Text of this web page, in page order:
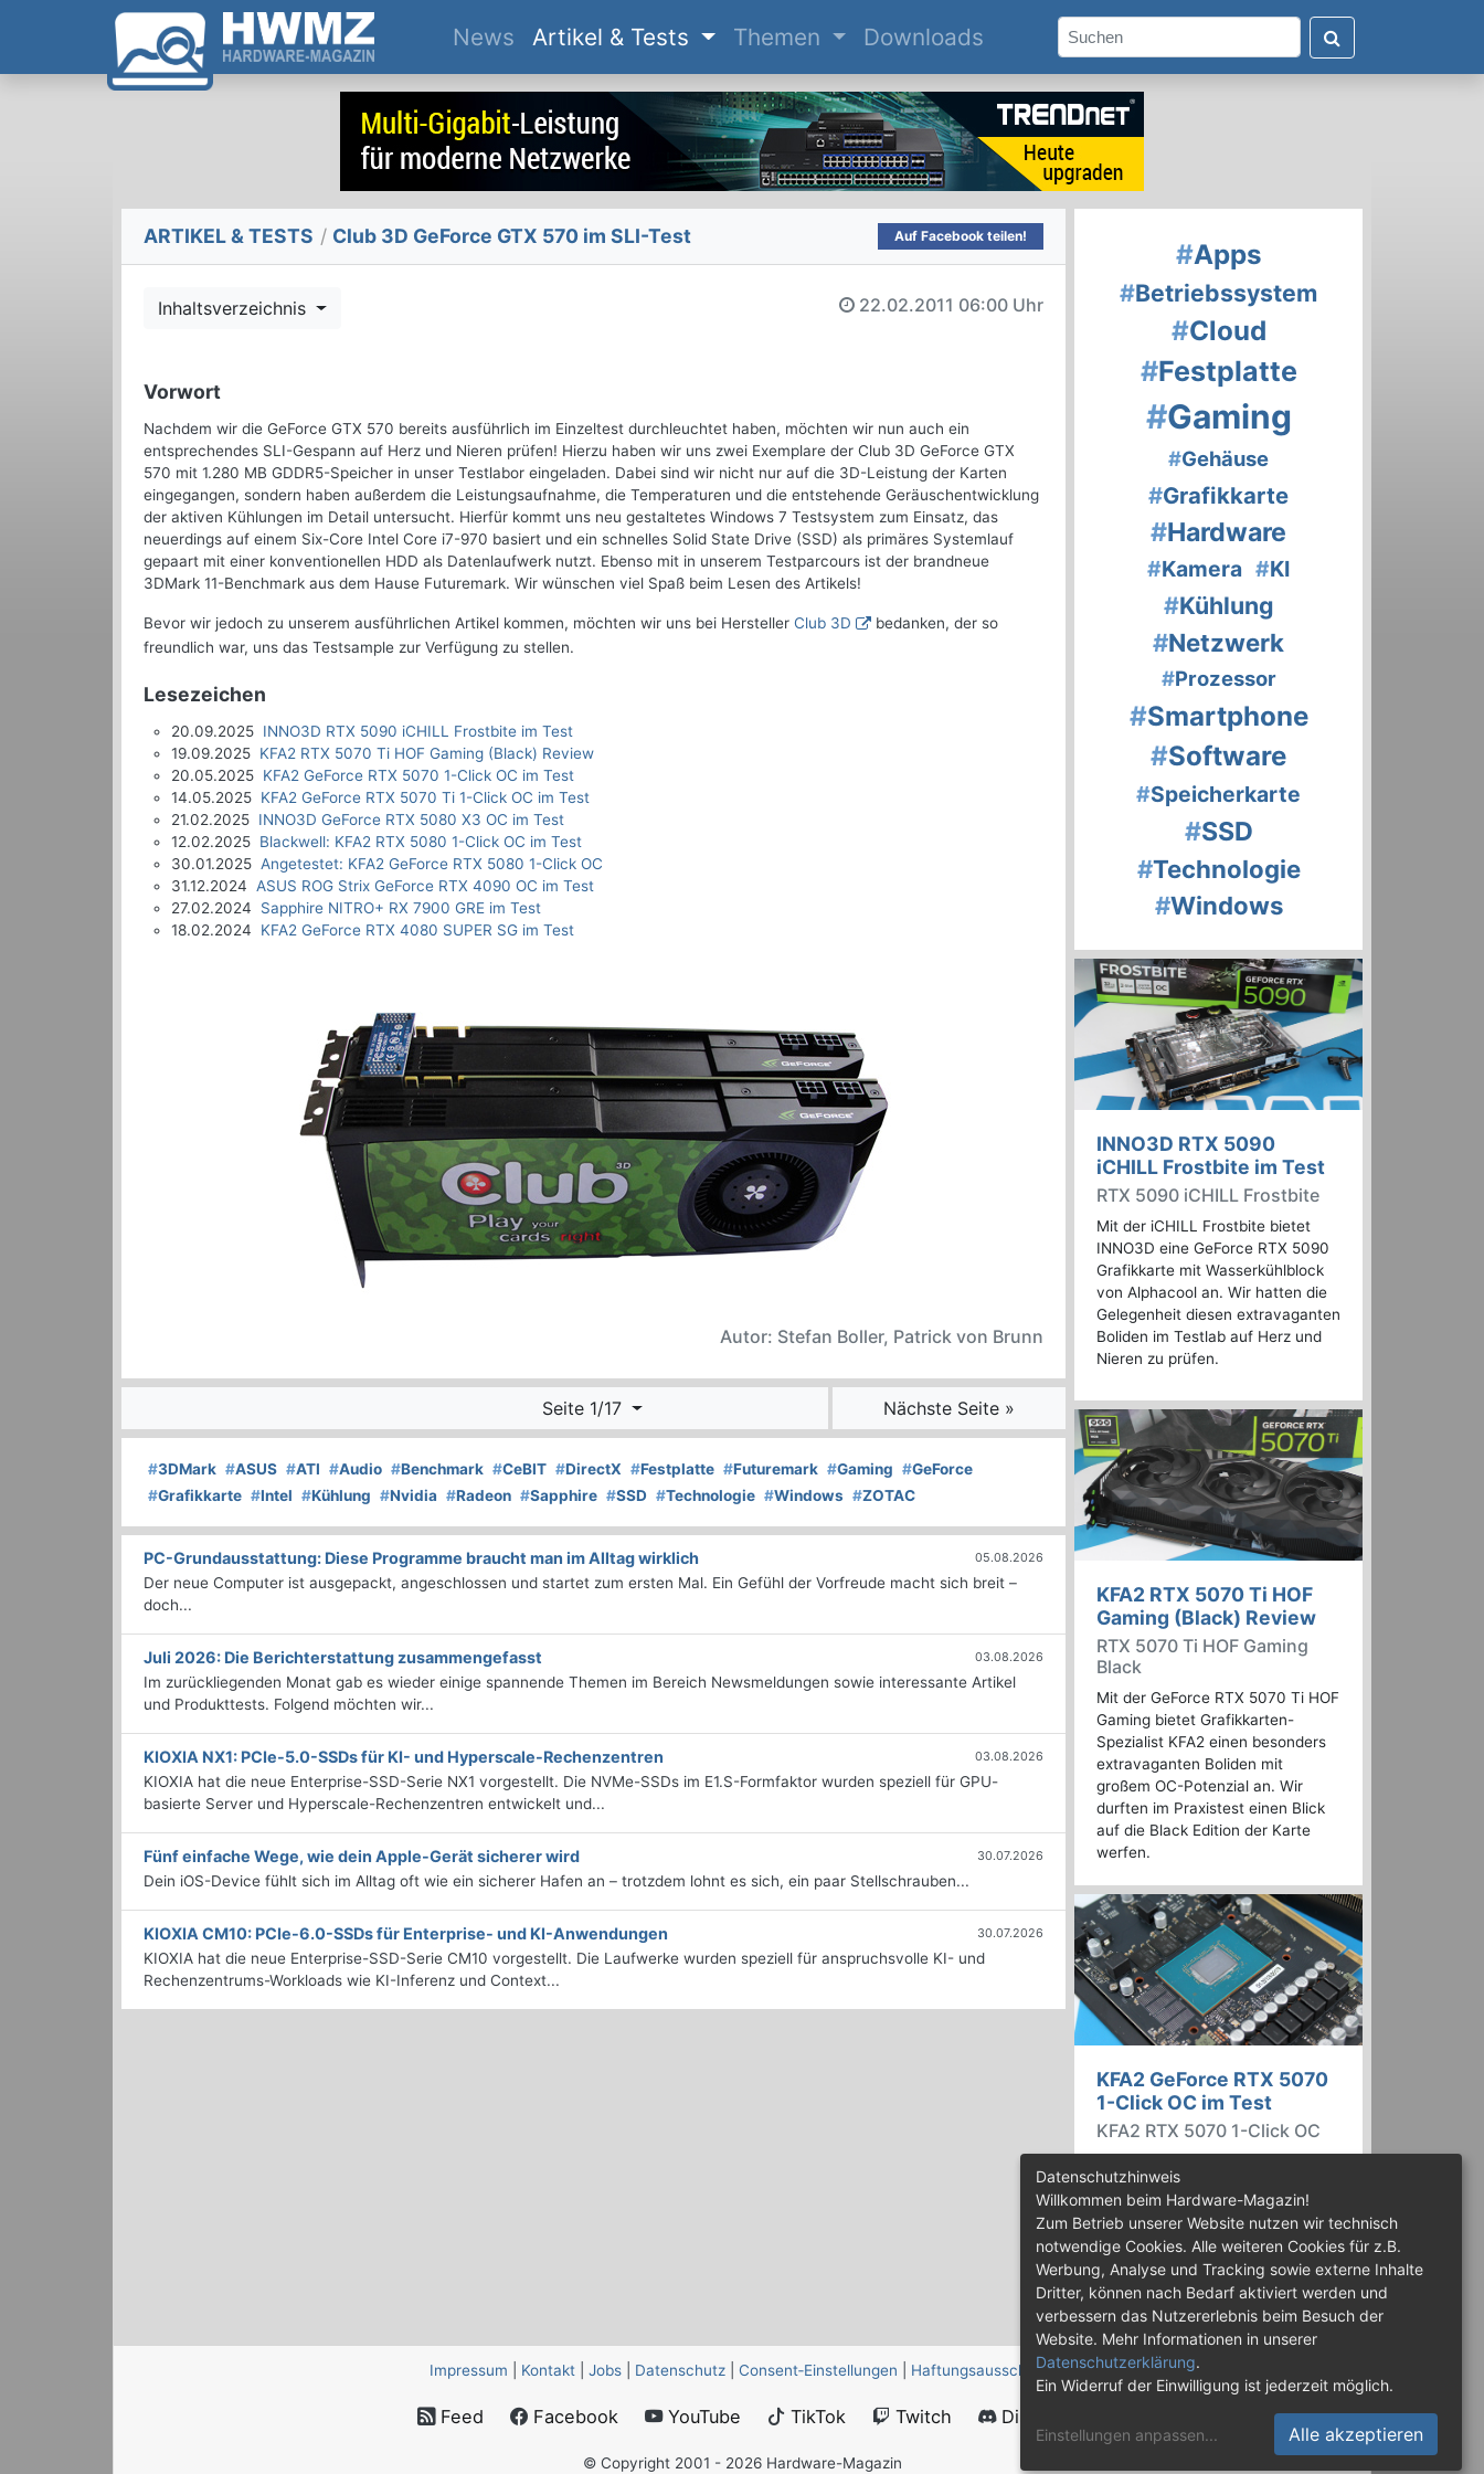
News(current)
Artikel & Tests Themen Downloads
ARTIKEL & TESTS / Club 3D GeForce GTX 570 im SLI-Test Auf Facebook teilen!
Inhaltsverzeichnis 22.02.2011 06:00 Uhr
Vorwort
Nachdem wir die GeForce GTX 570 bereits ausführlich im Einzeltest durchleuchtet haben, möchten wir nun auch ein
entsprechendes SLI-Gespann auf Herz und Nieren prüfen! Hierzu haben wir uns zwei Exemplare der Club 3D GeForce GTX
570 mit 1.280 MB GDDR5-Speicher in unser Testlabor eingeladen. Dabei sind wir nicht nur auf die 3D-Leistung der Karten
eingegangen, sondern haben außerdem die Leistungsaufnahme, die Temperaturen und die entstehende Geräuschentwicklung
der aktiven Kühlungen im Detail untersucht. Hierfür kommt uns neu gestaltetes Windows 7 Testsystem zum Einsatz, das
neuerdings auf einem Six-Core Intel Core i7-970 basiert und ein schnelles Solid State Drive (SSD) als primäres Systemlauf
gepaart mit einer konventionellen HDD als Datenlaufwerk nutzt. Ebenso mit in unserem Testparcours ist der brandneue
3DMark 11-Benchmark aus dem Hause Futuremark. Wir wünschen viel Spaß beim Lesen des Artikels!
Bevor wir jedoch zu unserem ausführlichen Artikel kommen, möchten wir uns bei Hersteller Club 3D
bedanken, der so
freundlich war, uns das Testsample zur Verfügung zu stellen.
Lesezeichen
20.09.2025 INNO3D RTX 5090 iCHILL Frostbite im Test
19.09.2025 KFA2 RTX 5070 Ti HOF Gaming (Black) Review
20.05.2025 KFA2 GeForce RTX 5070 1-Click OC im Test
14.05.2025 KFA2 GeForce RTX 5070 Ti 1-Click OC im Test
21.02.2025 INNO3D GeForce RTX 5080 X3 OC im Test
12.02.2025 Blackwell: KFA2 RTX 5080 1-Click OC im Test
30.01.2025 Angetestet: KFA2 GeForce RTX 5080 1-Click OC
31.12.2024 ASUS ROG Strix GeForce RTX 4090 OC im Test
27.02.2024 Sapphire NITRO+ RX 7900 GRE im Test
18.02.2024 KFA2 GeForce RTX 4080 SUPER SG im Test
Autor: Stefan Boller, Patrick von Brunn
Seite 1/17 Nächste Seite »
#3DMark #ASUS #ATI #Audio #Benchmark #CeBIT #DirectX #Festplatte #Futuremark #Gaming #GeForce
#Grafikkarte #Intel #Kühlung #Nvidia #Radeon #Sapphire #SSD #Technologie #Windows #ZOTAC
PC-Grundausstattung: Diese Programme braucht man im Alltag wirklich 05.08.2026
Der neue Computer ist ausgepackt, angeschlossen und startet zum ersten Mal. Ein Gefühl der Vorfreude macht sich breit –
doch...
Juli 2026: Die Bericht­erstattung zusammengefasst 03.08.2026
Im zurückliegenden Monat gab es wieder einige spannende Themen im Bereich Newsmeldungen sowie interessante Artikel
und Produkttests. Folgend möchten wir...
KIOXIA NX1: PCIe-5.0-SSDs für KI- und Hyperscale-Rechenzentren 03.08.2026
KIOXIA hat die neue Enterprise-SSD-Serie NX1 vorgestellt. Die NVMe-SSDs im E1.S-Formfaktor wurden speziell für GPU-
basierte Server und Hyperscale-Rechenzentren entwickelt und...
Fünf einfache Wege, wie dein Apple-Gerät sicherer wird 30.07.2026
Dein iOS-Device fühlt sich im Alltag oft wie ein sicherer Hafen an – trotzdem lohnt es sich, ein paar Stellschrauben...
KIOXIA CM10: PCIe-6.0-SSDs für Enterprise- und KI-Anwendungen 30.07.2026
KIOXIA hat die neue Enterprise-SSD-Serie CM10 vorgestellt. Die Laufwerke wurden speziell für anspruchsvolle KI- und
Rechenzentrums-Workloads wie KI-Inferenz und Context...
#Apps
#Betriebssystem
#Cloud
#Festplatte
#Gaming
#Gehäuse
#Grafikkarte
#Hardware
#Kamera #KI
#Kühlung
#Netzwerk
#Prozessor
#Smartphone
#Software
#Speicherkarte
#SSD
#Technologie
#Windows
INNO3D RTX 5090
iCHILL Frostbite im Test
RTX 5090 iCHILL Frostbite
Mit der iCHILL Frostbite bietet
INNO3D eine GeForce RTX 5090
Grafikkarte mit Wasserkühlblock
von Alphacool an. Wir hatten die
Gelegenheit diesen extravaganten
Boliden im Testlab auf Herz und
Nieren zu prüfen.
KFA2 RTX 5070 Ti HOF
Gaming (Black) Review
RTX 5070 Ti HOF Gaming
Black
Mit der GeForce RTX 5070 Ti HOF
Gaming bietet Grafikkarten-
Spezialist KFA2 einen besonders
extravaganten Boliden mit
großem OC-Potenzial an. Wir
durften im Praxistest einen Blick
auf die Black Edition der Karte
werfen.
KFA2 GeForce RTX 5070
1-Click OC im Test
KFA2 RTX 5070 1-Click OC
Nvidia die GeForce RTX 5070
installiert, die auf der
abgespeckten Blackwell-Variante
GB205 basiert. Wir haben uns ein
Custom-Design von Hersteller
KFA2 im Test genauer angesehen.
Impressum Kontakt Jobs Datenschutz Consent‑Einstellungen Haftungsausschluss
Feed Facebook YouTube TikTok Twitch Discord
© Copyright 2001 - 2026 Hardware-Magazin
Datenschutzhinweis
Willkommen beim Hardware-Magazin!
Zum Betrieb unserer Website nutzen wir technisch
notwendige Cookies. Alle weiteren Cookies für z.B.
Werbung, Analyse und Tracking sowie externe Inhalte
Dritter, können nach Bedarf aktiviert werden und
verbessern das Nutzererlebnis beim Besuch der
Website. Mehr Informationen in unserer
Datenschutzerklärung.
Ein Widerruf der Einwilligung ist jederzeit möglich.
Einstellungen anpassen... Alle akzeptieren